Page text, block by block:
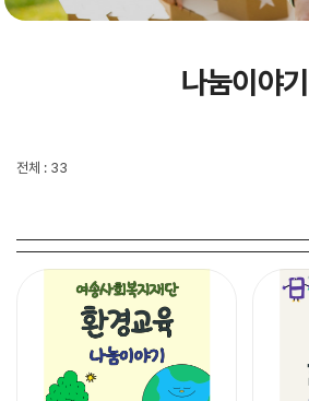
나눔이야기
전체 : 33